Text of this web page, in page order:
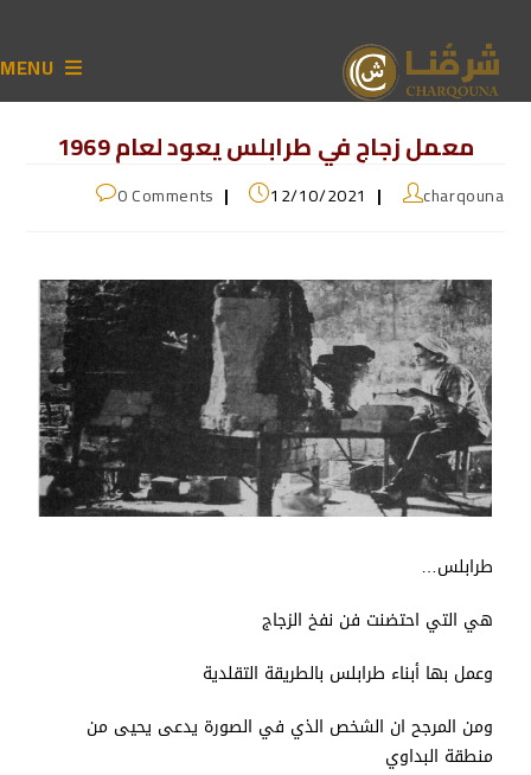
MENU
معمل زجاج في طرابلس يعود لعام 1969
charqouna
12/10/2021
0 Comments
طرابلس…
هي التي احتضنت فن نفخ الزجاج
وعمل بها أبناء طرابلس بالطريقة التقلدية
ومن المرجح ان الشخص الذي في الصورة يدعى يحيى من
منطقة البداوي